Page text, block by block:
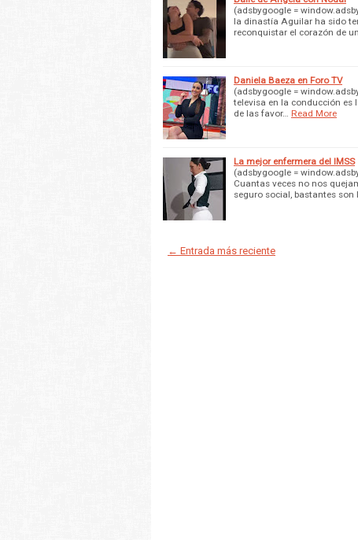
(adsbygoogle =
la dinastía Aguilar ha sido
reconquistar el corazón de
Daniela Baeza en Foro TV
(adsbygoogle =
televisa en la conducción
de las favor…
Read More
La mejor enfermera del IMSS
(adsbygoogle =
Cuantas veces no nos
seguro social, bastantes son
← Entrada más reciente